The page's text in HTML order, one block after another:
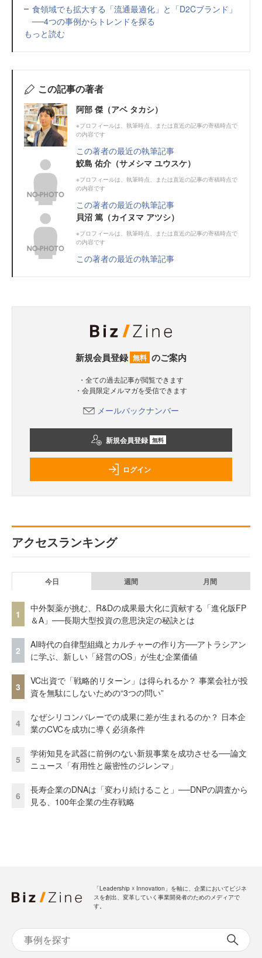
食領域でも拡大する「流通最適化」と「D2Cブランド」
──4つの事例からトレンドを探る
もっと読む
この記事の著者
阿部 傑（アベ タカシ）
※プロフィールは、執筆時点、または直近の記事の寄稿時点で
の内容です
この著者の最近の執筆記事
鮫島 佑介（サメシマ ユウスケ）
※プロフィールは、執筆時点、または直近の記事の寄稿時点で
の内容です
この著者の最近の執筆記事
貝沼 篤（カイヌマ アツシ）
※プロフィールは、執筆時点、または直近の記事の寄稿時点で
の内容です
この著者の最近の執筆記事
新規会員登録 無料 のご案内
・全ての過去記事が閲覧できます
・会員限定メルマガを受信できます
メールバックナンバー
新規会員登録 無料
ログイン
アクセスランキング
今日 週間 月間
1
中外製薬が挑む、R&Dの成果最大化に貢献する「進化版FP
＆A」──長期大型投資の意思決定の秘訣とは
2
AI時代の自律型組織とカルチャーの作り方──アトラシアン
に学ぶ、新しい「経営のOS」が生む企業価値
3
VC出資で「戦略的リターン」は得られるか？ 事業会社が投
資を無駄にしないための“3つの問い”
4
なぜシリコンバレーでの成果に差が生まれるのか？ 日本企
業のCVCを成功に導く必須条件
5
学術知見を武器に前例のない新規事業を成功させる──論文
ニュース「有用性と厳密性のジレンマ」
6
長寿企業のDNAは「変わり続けること」──DNPの調査から
見る、100年企業の生存戦略
「Leadership ☓ Innovation」を軸に、企業においてビジネ
スを創出、変革していく事業開発者のためのメディアで
す。